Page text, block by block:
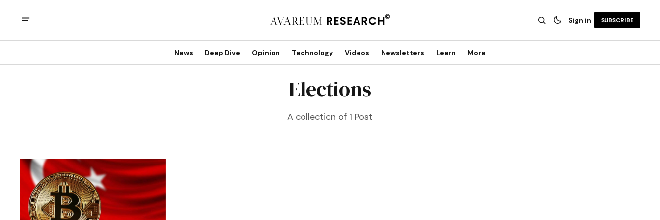
Sign in SUBSCRIBE
News Deep Dive Opinion Technology Videos Newsletters Learn More
Elections
A collection of 1 Post